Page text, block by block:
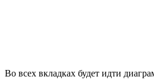
Во всех вкладках будет идти